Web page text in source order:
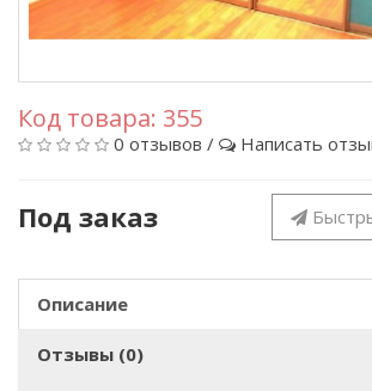
Код товара: 355
0 отзывов / Написать
Под заказ
Описание
Отзывы (0)